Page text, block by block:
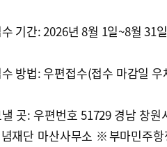
기간: 2026년 8월 1일~8월 31일
방법: 우편접수(접수 마감일 우
곳: 우편번호 51729 경남 창원
재단 마산사무소 ※부마민주